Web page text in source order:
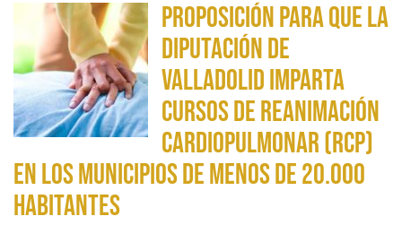
Proposición para que la
Diputación de
Valladolid imparta
cursos de reanimación
cardiopulmonar (RCP)
en los municipios de menos de 20.000
habitantes